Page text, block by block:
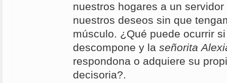
nuestros hogares a un
nuestros deseos sin que
músculo. ¿Qué puede ocurrir
descompone y la señorita
respondona o adquiere su
decisoria?.